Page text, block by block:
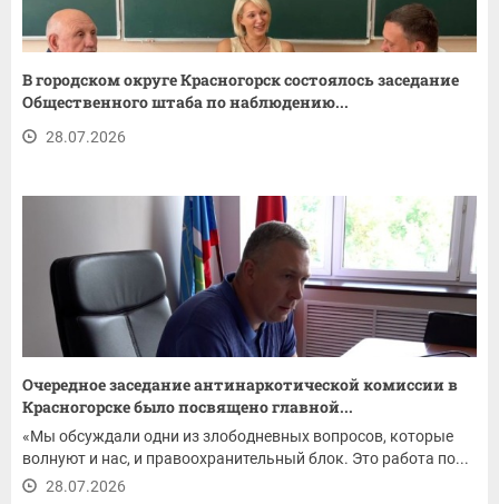
В городском округе Красногорск состоялось заседание
Общественного штаба по наблюдению...
28.07.2026
Очередное заседание антинаркотической комиссии в
Красногорске было посвящено главной...
«Мы обсуждали одни из злободневных вопросов, которые
волнуют и нас, и правоохранительный блок. Это работа по...
28.07.2026